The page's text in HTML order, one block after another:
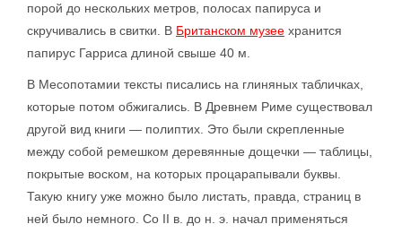
порой до нескольких метров, полосах папируса и
скручивались в свитки. В Британском музее хранится
папирус Гарриса длиной свыше 40 м.
В Месопотамии тексты писались на глиняных табличках,
которые потом обжигались. В Древнем Риме существовал
другой вид книги — полиптих. Это были скрепленные
между собой ремешком деревянные дощечки — таблицы,
покрытые воском, на которых процарапывали буквы.
Такую книгу уже можно было листать, правда, страниц в
ней было немного. Со II в. до н. э. начал применяться